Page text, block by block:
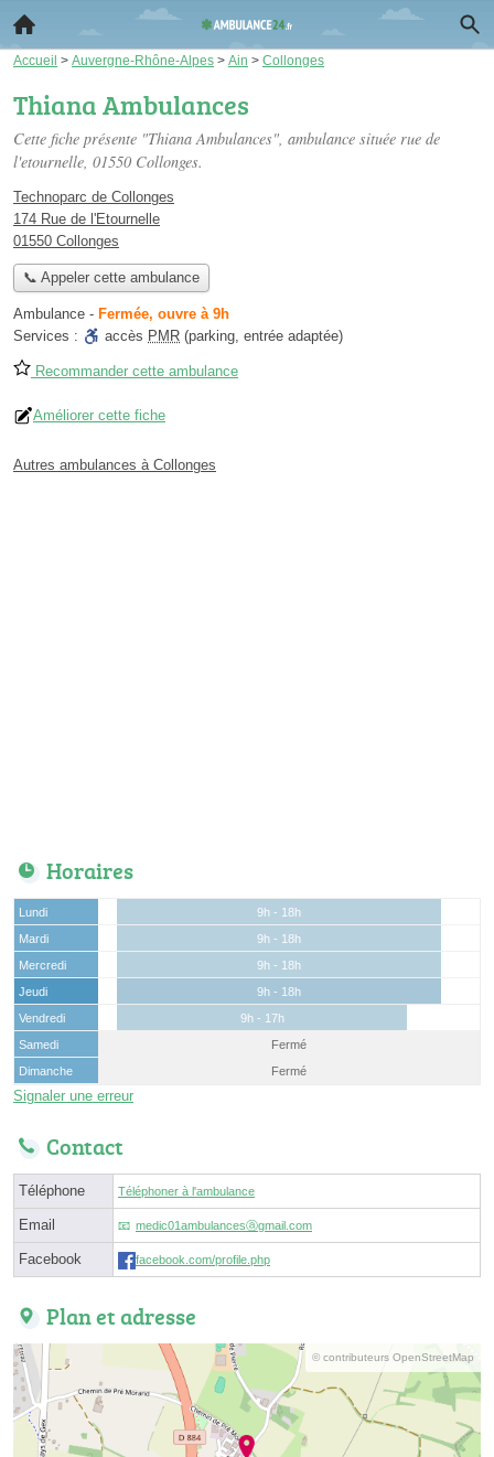
Accueil > Auvergne-Rhône-Alpes > Ain > Collonges
Thiana Ambulances
Cette fiche présente "Thiana Ambulances", ambulance située rue de
l'etournelle, 01550 Collonges.
Technoparc de Collonges
174 Rue de l'Etournelle
01550 Collonges
📞 Appeler cette ambulance
Ambulance - Fermée, ouvre à 9h
Services :
accès PMR (parking, entrée adaptée)
Recommander cette ambulance
Améliorer cette fiche
Autres ambulances à Collonges
Horaires
Lundi
9h - 18h
Mardi
9h - 18h
Mercredi
9h - 18h
Jeudi
9h - 18h
Vendredi
9h - 17h
Samedi
Fermé
Dimanche
Fermé
Signaler une erreur
Contact
Téléphone Téléphoner à l'ambulance
Email medic01ambulancesⓐgmail.com
Facebook facebook.com/profile.php
Plan et adresse
© contributeurs OpenStreetMap